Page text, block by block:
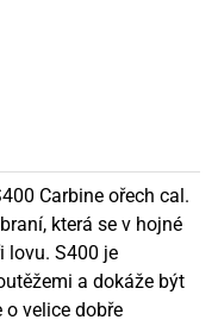
Carbine ořech cal.
která se v hojné
lovu. S400 je
a dokáže být
o velice dobře